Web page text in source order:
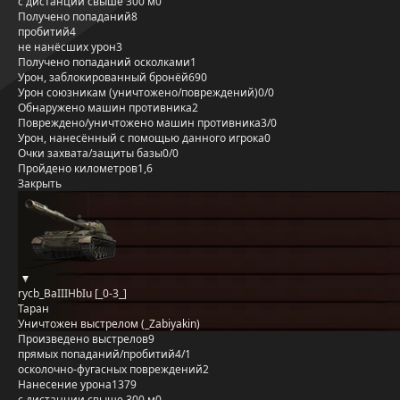
Получено попаданий8
пробитий4
не нанёсших урон3
Получено попаданий осколками1
Урон, заблокированный бронёй690
Урон союзникам (уничтожено/повреждений)0/0
Обнаружено машин противника2
Повреждено/уничтожено машин противника3/0
Урон, нанесённый с помощью данного игрока0
Очки захвата/защиты базы0/0
Пройдено километров1,6
Закрыть
rycb_BaIIIHbIu [_0-3_]
Таран
Уничтожен выстрелом (_Zabiyakin)
Произведено выстрелов9
прямых попаданий/пробитий4/1
осколочно-фугасных повреждений2
Нанесение урона1379